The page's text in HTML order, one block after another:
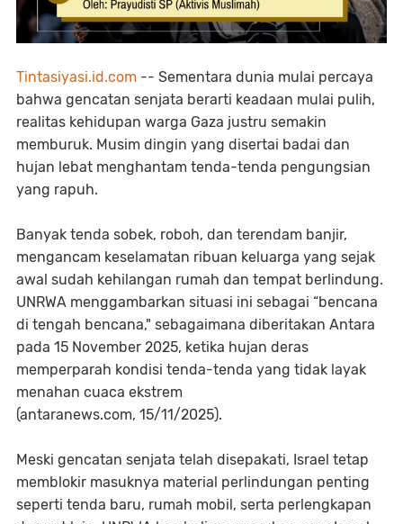
Tintasiyasi.id.com -- Sementara dunia mulai percaya
bahwa gencatan senjata berarti keadaan mulai pulih,
realitas kehidupan warga Gaza justru semakin
memburuk. Musim dingin yang disertai badai dan
hujan lebat menghantam tenda-tenda pengungsian
yang rapuh.
Banyak tenda sobek, roboh, dan terendam banjir,
mengancam keselamatan ribuan keluarga yang sejak
awal sudah kehilangan rumah dan tempat berlindung.
UNRWA menggambarkan situasi ini sebagai “bencana
di tengah bencana," sebagaimana diberitakan Antara
pada 15 November 2025, ketika hujan deras
memperparah kondisi tenda-tenda yang tidak layak
menahan cuaca ekstrem
(antaranews.com, 15/11/2025).
Meski gencatan senjata telah disepakati, Israel tetap
memblokir masuknya material perlindungan penting
seperti tenda baru, rumah mobil, serta perlengkapan